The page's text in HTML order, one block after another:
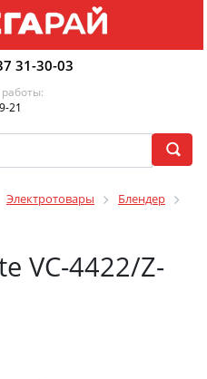
31-30-03
21
Электротовары
Блендер
VC-4422/Z-